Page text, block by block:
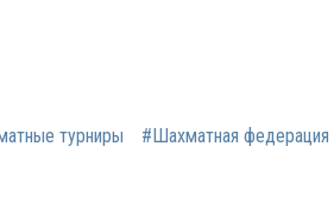
турниры #Шахматная